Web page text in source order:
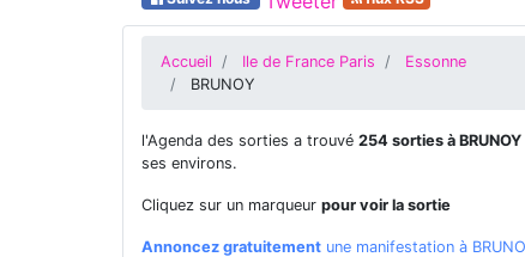
Accueil Ile de France Paris
Essonne
BRUNOY
l'Agenda des sorties a trouvé 254 sorties à BRUNOY
ses environs.
Cliquez sur un marqueur pour voir la sortie
Annoncez gratuitement une manifestation à